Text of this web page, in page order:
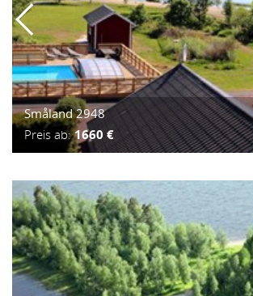
Småland 2948
Preis ab:1660 €